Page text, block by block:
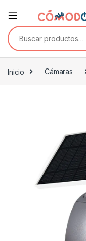
Buscar por:
Inicio Cámaras